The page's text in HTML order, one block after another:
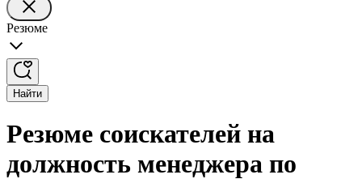
Резюме
Найти
Резюме соискателей на
должность менеджера по